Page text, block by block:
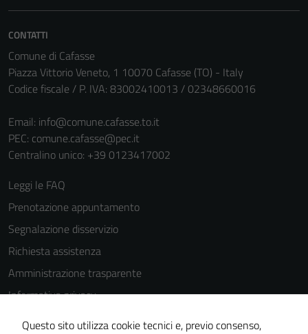
CONTATTI
Comune di Cafasse
Piazza Vittorio Veneto, 1 10070 Cafasse (TO) - Italy
Codice fiscale / P. IVA: 83002410013 / 02348660016
Email: info@comune.cafasse.to.it
PEC: comune.cafasse@pec.it
Centralino unico: +39 0123417002
Leggi le FAQ
Prenotazione appuntamento
Segnalazione disservizio
Richiesta assistenza
Amministrazione trasparente
Informativa privacy
Cookie Policy
Questo sito utilizza cookie tecnici e, previo consenso,